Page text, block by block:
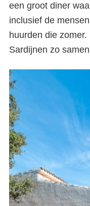
een groot diner
inclusief de
huurden die
Sardijnen zo